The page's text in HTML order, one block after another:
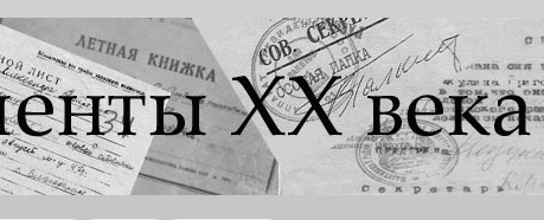
Перейти к
основному
содержанию